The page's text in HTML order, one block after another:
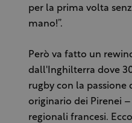
per la prima volta
mano!”.
Però va fatto un
dall'Inghilterra dove
rugby con la passione
originario dei Pirenei
regionali francesi.